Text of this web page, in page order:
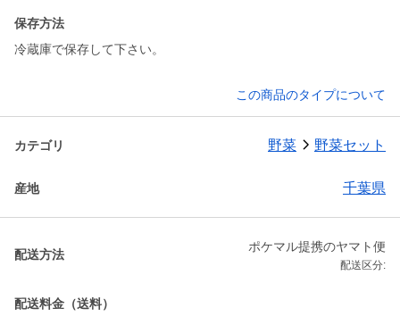
保存方法
冷蔵庫で保存して下さい。
この商品のタイプについて
カテゴリ 野菜 野菜セット
産地 千葉県
配送方法
ポケマル提携のヤマト便
配送区分:
配送料金（送料）